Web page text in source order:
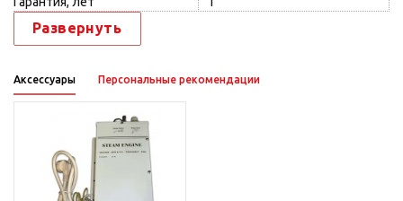
Развернуть
Аксессуары Персональные рекомендации